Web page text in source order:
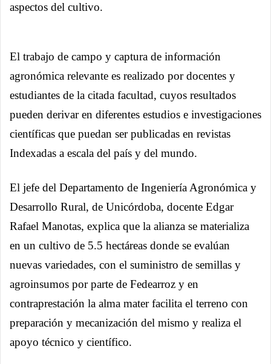
aspectos del cultivo.
El trabajo de campo y captura de información
agronómica relevante es realizado por docentes y
estudiantes de la citada facultad, cuyos resultados
pueden derivar en diferentes estudios e investigaciones
científicas que puedan ser publicadas en revistas
Indexadas a escala del país y del mundo.
El jefe del Departamento de Ingeniería Agronómica y
Desarrollo Rural, de Unicórdoba, docente Edgar
Rafael Manotas, explica que la alianza se materializa
en un cultivo de 5.5 hectáreas donde se evalúan
nuevas variedades, con el suministro de semillas y
agroinsumos por parte de Fedearroz y en
contraprestación la alma mater facilita el terreno con
preparación y mecanización del mismo y realiza el
apoyo técnico y científico.